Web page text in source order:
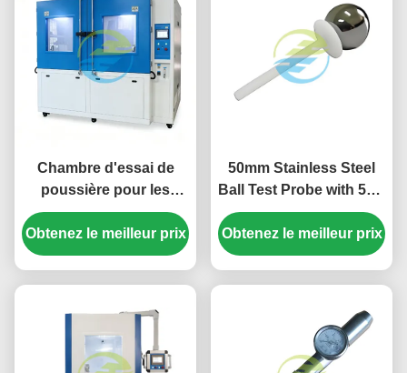
Chambre d'essai de
poussière pour les
essais de protection
contre l'intrusion IP5X
et IP6X. Équipement de
Obtenez le meilleur prix
50mm Stainless Steel
Ball Test Probe with 50N
Force for Precision IEC
61032 IP Testing
Equipment HT-I01
Obtenez le meilleur prix